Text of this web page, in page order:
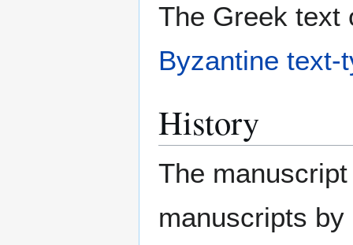
The Greek text
Byzantine text-
History
The
manuscripts by